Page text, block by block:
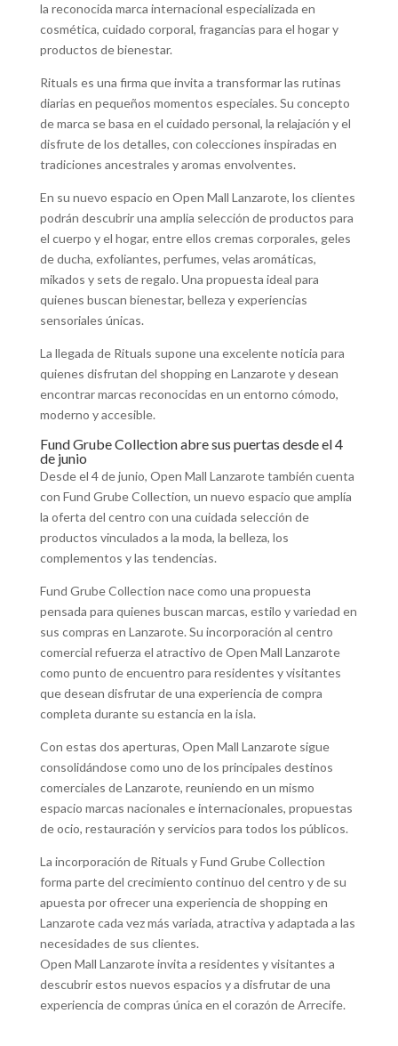
la reconocida marca internacional especializada en
cosmética, cuidado corporal, fragancias para el hogar y
productos de bienestar.
Rituals es una firma que invita a transformar las rutinas
diarias en pequeños momentos especiales. Su concepto
de marca se basa en el cuidado personal, la relajación y el
disfrute de los detalles, con colecciones inspiradas en
tradiciones ancestrales y aromas envolventes.
En su nuevo espacio en Open Mall Lanzarote, los clientes
podrán descubrir una amplia selección de productos para
el cuerpo y el hogar, entre ellos cremas corporales, geles
de ducha, exfoliantes, perfumes, velas aromáticas,
mikados y sets de regalo. Una propuesta ideal para
quienes buscan bienestar, belleza y experiencias
sensoriales únicas.
La llegada de Rituals supone una excelente noticia para
quienes disfrutan del shopping en Lanzarote y desean
encontrar marcas reconocidas en un entorno cómodo,
moderno y accesible.
Fund Grube Collection abre sus puertas desde el 4
de junio
Desde el 4 de junio, Open Mall Lanzarote también cuenta
con Fund Grube Collection, un nuevo espacio que amplía
la oferta del centro con una cuidada selección de
productos vinculados a la moda, la belleza, los
complementos y las tendencias.
Fund Grube Collection nace como una propuesta
pensada para quienes buscan marcas, estilo y variedad en
sus compras en Lanzarote. Su incorporación al centro
comercial refuerza el atractivo de Open Mall Lanzarote
como punto de encuentro para residentes y visitantes
que desean disfrutar de una experiencia de compra
completa durante su estancia en la isla.
Con estas dos aperturas, Open Mall Lanzarote sigue
consolidándose como uno de los principales destinos
comerciales de Lanzarote, reuniendo en un mismo
espacio marcas nacionales e internacionales, propuestas
de ocio, restauración y servicios para todos los públicos.
La incorporación de Rituals y Fund Grube Collection
forma parte del crecimiento continuo del centro y de su
apuesta por ofrecer una experiencia de shopping en
Lanzarote cada vez más variada, atractiva y adaptada a las
necesidades de sus clientes.
Open Mall Lanzarote invita a residentes y visitantes a
descubrir estos nuevos espacios y a disfrutar de una
experiencia de compras única en el corazón de Arrecife.